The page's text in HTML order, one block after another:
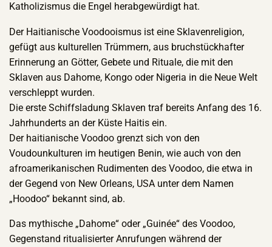
Katholizismus die Engel herabgewürdigt hat.
Der Haitianische Voodooismus ist eine Sklavenreligion,
gefügt aus kulturellen Trümmern, aus bruchstückhafter
Erinnerung an Götter, Gebete und Rituale, die mit den
Sklaven aus Dahome, Kongo oder Nigeria in die Neue Welt
verschleppt wurden.
Die erste Schiffsladung Sklaven traf bereits Anfang des 16.
Jahrhunderts an der Küste Haitis ein.
Der haitianische Voodoo grenzt sich von den
Voudounkulturen im heutigen Benin, wie auch von den
afroamerikanischen Rudimenten des Voodoo, die etwa in
der Gegend von New Orleans, USA unter dem Namen
„Hoodoo“ bekannt sind, ab.
Das mythische „Dahome“ oder „Guinée“ des Voodoo,
Gegenstand ritualisierter Anrufungen während der